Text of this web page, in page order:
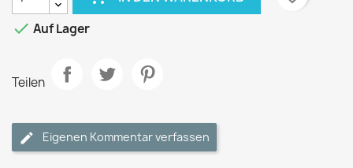
 Auf Lager
Teilen
Eigenen Kommentar verfassen